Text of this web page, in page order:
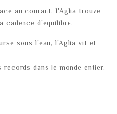
au courant, l'Aglia trouve
cadence d'équilibre.
sous l'eau, l'Aglia vit et
dans le monde entier.